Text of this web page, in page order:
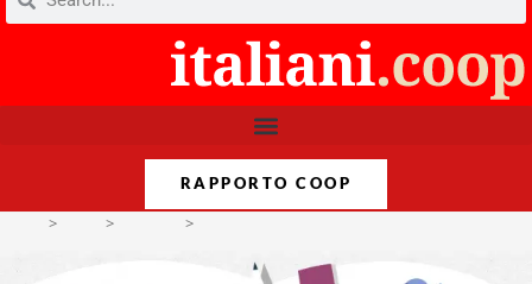
RAPPORTO COOP
> > >